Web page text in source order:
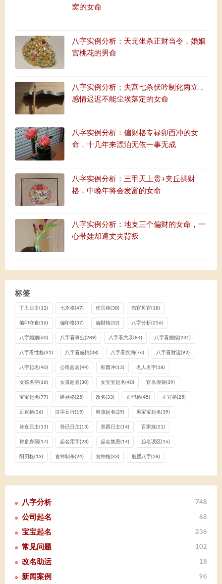
窝的女命
八字实例分析：天元坐杀正财当令，婚姻
宫桃花的男命
八字实例分析：夫宫七杀伏吟制化两立，
感情迟迟不能尘埃落定的女命
八字实例分析：偏财格专禄卯酉冲的女
命，十几年来漂泊无依一事无成
八字实例分析：三甲天上贵+夹丘拱财
格，中晚年将会发富的女命
八字实例分析：地支三个偏财的女命，一
心带娃却遭丈夫背叛
标签
丁丑日主(12) 七杀格(47) 伤官格(38) 伤官见官(18)
偏印夺食(16) 偏印格(37) 偏财格(32) 八字分析(256)
八字婚姻(60) 八字看事业(289) 八字看六亲(84) 八字看婚姻(231)
八字看性格(31) 八字看感情(38) 八字看疾病(76) 八字看财运(92)
八字起名(40) 公司起名(44) 卯酉冲(13) 名人名字(18)
女孩名字(16) 女孩起名(30) 女宝宝起名(40) 官杀混杂(39)
宝宝起名(77) 建禄格(25) 改名(33) 正印格(45) 正官格(25)
正财格(36) 汉字五行(19) 男孩起名(29) 男宝宝起名(39)
癸亥日主(13) 癸已日主(13) 癸酉日主(14) 百家姓(21)
财多身弱(17) 起名用字(28) 起名禁忌(14) 起名误区(16)
阳刃格(13) 食神制杀(24) 食神格(33) 魁罡八字(28)
八字分析 748
公司起名 68
宝宝起名 236
常见问题 102
改名助运 18
新闻案例 96